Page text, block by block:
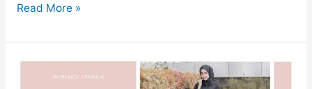
Kumpulan
Outfit
untuk
Read More »